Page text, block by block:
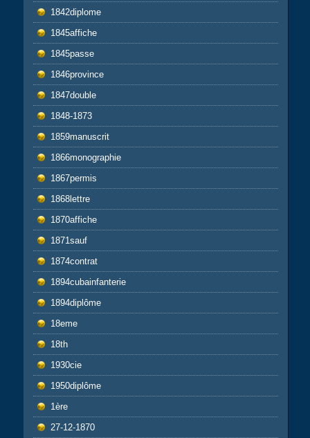
1842diplome
1845affiche
1845passe
1846province
1847double
1848-1873
1859manuscrit
1866monographie
1867permis
1868lettre
1870affiche
1871sauf
1874contrat
1894cubainfanterie
1894diplôme
18eme
18th
1930cie
1950diplôme
1ère
27-12-1870